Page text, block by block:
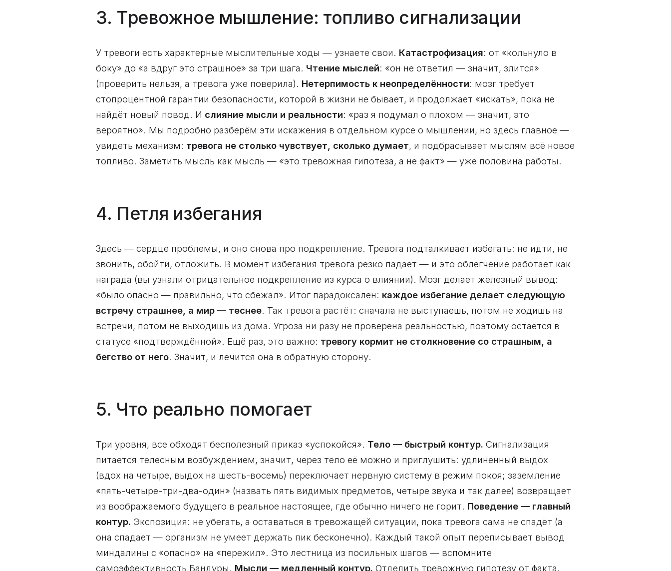
3. Тревожное мышление: топливо сигнализации
У тревоги есть характерные мыслительные ходы — узнаете свои. Катастрофизация: от «кольнуло в
боку» до «а вдруг это страшное» за три шага. Чтение мыслей: «он не ответил — значит, злится»
(проверить нельзя, а тревога уже поверила). Нетерпимость к неопределённости: мозг требует
стопроцентной гарантии безопасности, которой в жизни не бывает, и продолжает «искать», пока не
найдёт новый повод. И слияние мысли и реальности: «раз я подумал о плохом — значит, это
вероятно». Мы подробно разберём эти искажения в отдельном курсе о мышлении, но здесь главное —
увидеть механизм: тревога не столько чувствует, сколько думает, и подбрасывает мыслям всё новое
топливо. Заметить мысль как мысль — «это тревожная гипотеза, а не факт» — уже половина работы.
4. Петля избегания
Здесь — сердце проблемы, и оно снова про подкрепление. Тревога подталкивает избегать: не идти, не
звонить, обойти, отложить. В момент избегания тревога резко падает — и это облегчение работает как
награда (вы узнали отрицательное подкрепление из курса о влиянии). Мозг делает железный вывод:
«было опасно — правильно, что сбежал». Итог парадоксален: каждое избегание делает следующую
встречу страшнее, а мир — теснее. Так тревога растёт: сначала не выступаешь, потом не ходишь на
встречи, потом не выходишь из дома. Угроза ни разу не проверена реальностью, поэтому остаётся в
статусе «подтверждённой». Ещё раз, это важно: тревогу кормит не столкновение со страшным, а
бегство от него. Значит, и лечится она в обратную сторону.
5. Что реально помогает
Три уровня, все обходят бесполезный приказ «успокойся». Тело — быстрый контур. Сигнализация
питается телесным возбуждением, значит, через тело её можно и приглушить: удлинённый выдох
(вдох на четыре, выдох на шесть-восемь) переключает нервную систему в режим покоя; заземление
«пять-четыре-три-два-один» (назвать пять видимых предметов, четыре звука и так далее) возвращает
из воображаемого будущего в реальное настоящее, где обычно ничего не горит. Поведение — главный
контур. Экспозиция: не убегать, а оставаться в тревожащей ситуации, пока тревога сама не спадёт (а
она спадает — организм не умеет держать пик бесконечно). Каждый такой опыт переписывает вывод
миндалины с «опасно» на «пережил». Это лестница из посильных шагов — вспомните
самоэффективность Бандуры. Мысли — медленный контур. Отделить тревожную гипотезу от факта,